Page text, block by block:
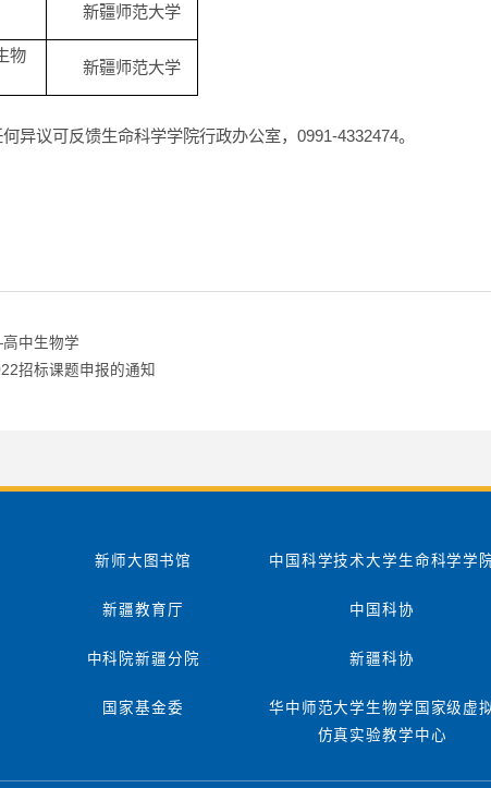
新疆师范大学
物
新疆师范大学
异议可反馈生命科学学院行政办公室，0991-4332474。
中生物学
招标课题申报的通知
新师大图书馆 中国科学技术大学生命科学学
新疆教育厅 中国科协
中科院新疆分院 新疆科协
国家基金委
华中师范大学生物学国家级虚
仿真实验教学中心